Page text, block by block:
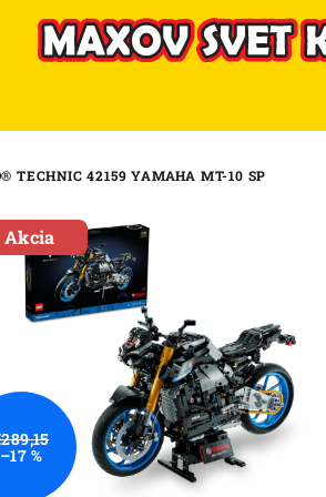
TECHNIC 42159 YAMAHA MT-10 SP
Akcia
–17 %